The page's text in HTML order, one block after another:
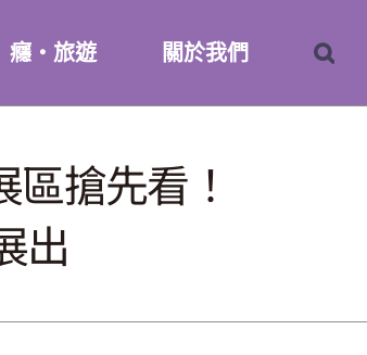
癮・旅遊 關於我們
區搶先看！
出